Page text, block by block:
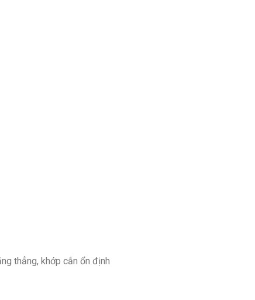
thẳng, khớp cắn ổn định